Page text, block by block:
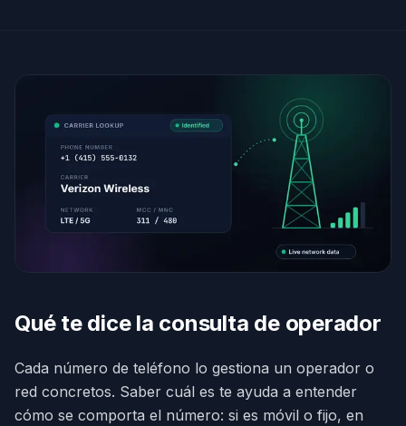
Qué te dice la consulta de operador
Cada número de teléfono lo gestiona un operador o
red concretos. Saber cuál es te ayuda a entender
cómo se comporta el número: si es móvil o fijo, en